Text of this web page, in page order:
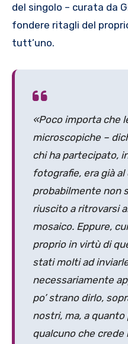
del singolo – curata da
fondere ritagli del
tutt’uno.
«Poco importa che
microscopiche –
chi ha partecipato,
fotografie, era già
probabilmente non
riuscito a ritrovarsi
mosaico. Eppure,
proprio in virtù di
stati molti ad
necessariamente
po’ strano dirlo,
nostri, ma, a quanto
qualcuno che crede